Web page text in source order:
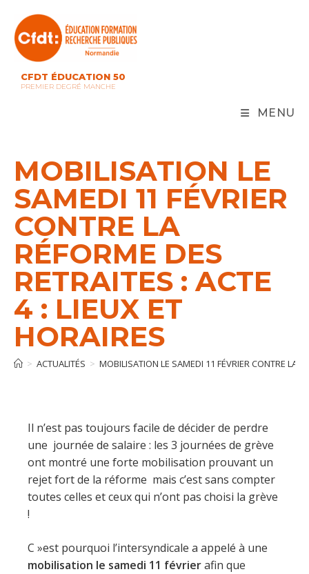
content
CFDT ÉDUCATION 50
PREMIER DEGRÉ MANCHE
MENU
MOBILISATION LE
SAMEDI 11 FÉVRIER
CONTRE LA
RÉFORME DES
RETRAITES : ACTE
4 : LIEUX ET
HORAIRES
> ACTUALITÉS > MOBILISATION LE SAMEDI 11 FÉVRIER CONTRE LA
Il n’est pas toujours facile de décider de perdre
une journée de salaire : les 3 journées de grève
ont montré une forte mobilisation prouvant un
rejet fort de la réforme mais c’est sans compter
toutes celles et ceux qui n’ont pas choisi la grève
!
C »est pourquoi l’intersyndicale a appelé à une
mobilisation le samedi 11 févrierafin que